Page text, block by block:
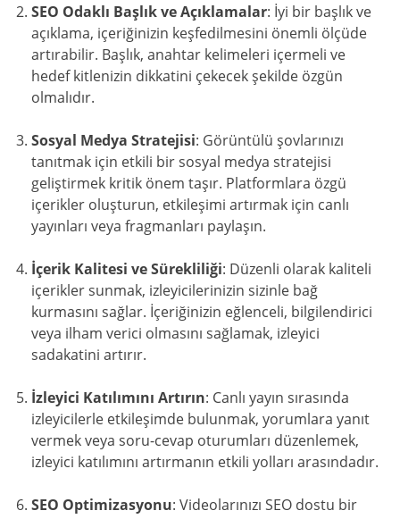
SEO Odaklı Başlık ve Açıklamalar: İyi bir başlık ve
açıklama, içeriğinizin keşfedilmesini önemli ölçüde
artırabilir. Başlık, anahtar kelimeleri içermeli ve
hedef kitlenizin dikkatini çekecek şekilde özgün
olmalıdır.
Sosyal Medya Stratejisi: Görüntülü şovlarınızı
tanıtmak için etkili bir sosyal medya stratejisi
geliştirmek kritik önem taşır. Platformlara özgü
içerikler oluşturun, etkileşimi artırmak için canlı
yayınları veya fragmanları paylaşın.
İçerik Kalitesi ve Sürekliliği: Düzenli olarak kaliteli
içerikler sunmak, izleyicilerinizin sizinle bağ
kurmasını sağlar. İçeriğinizin eğlenceli, bilgilendirici
veya ilham verici olmasını sağlamak, izleyici
sadakatini artırır.
İzleyici Katılımını Artırın: Canlı yayın sırasında
izleyicilerle etkileşimde bulunmak, yorumlara yanıt
vermek veya soru-cevap oturumları düzenlemek,
izleyici katılımını artırmanın etkili yolları arasındadır.
SEO Optimizasyonu: Videolarınızı SEO dostu bir